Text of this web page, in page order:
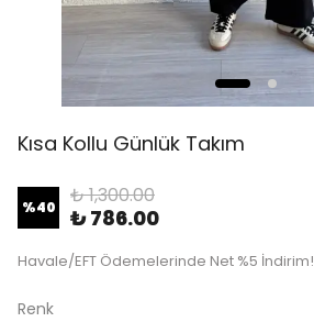
Kısa Kollu Günlük Takım
%40 ₺ 1,300.00
₺ 786.00
Havale/EFT Ödemelerinde Net %5 İndirim!
Renk